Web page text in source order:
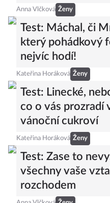
Anna Vlčková Ženy
Test: Máchal, či
který pohádkový
nejvíc hodí!
Kateřina Horáková Ženy
Test: Linecké,
co o vás prozradí
vánoční cukroví
Kateřina Horáková Ženy
Test: Zase to
všechny vaše
rozchodem